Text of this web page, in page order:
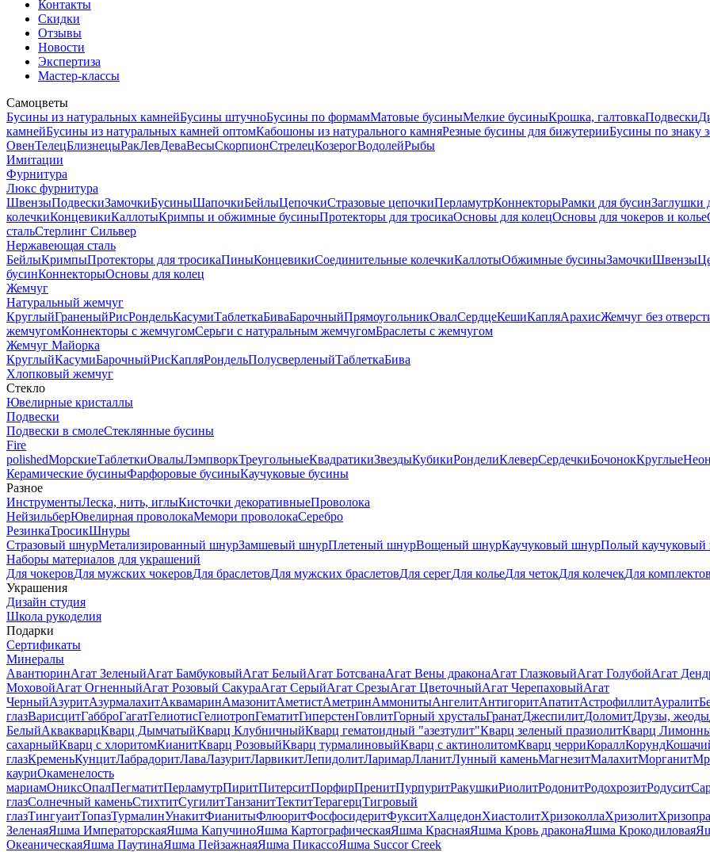
Контакты
Скидки
Отзывы
Новости
Экспертиза
Мастер-классы
Самоцветы
Бусины из натуральных камнейБусины штучноБусины по формамМатовые бусиныМелкие бусиныКрошка, галтовкаПодвески
камнейБусины из натуральных камней оптомКабошоны из натурального камняРезные бусины для бижутерииБусины по знаку
ОвенТелецБлизнецыРакЛевДеваВесыСкорпионСтрелецКозерогВодолейРыбы
Имитации
Фурнитура
Люкс фурнитура
ШвензыПодвескиЗамочкиБусиныШапочкиБейлыЦепочкиСтразовые цепочкиПерламутрКоннекторыРамки для бусинЗаглушки
колечкиКонцевикиКаллотыКримпы и обжимные бусиныПротекторы для тросикаОсновы для колецОсновы для чокеров и колье
стальСтерлинг Сильвер
Нержавеющая сталь
БейлыКримпыПротекторы для тросикаПиныКонцевикиСоединительные колечкиКаллотыОбжимные бусиныЗамочкиШвензы
бусинКоннекторыОсновы для колец
Жемчуг
Натуральный жемчуг
КруглыйГраненыйРисРондельКасумиТаблеткаБиваБарочныйПрямоугольникОвалСердцеКешиКапляАрахисЖемчуг без
жемчугомКоннекторы с жемчугомСерьги с натуральным жемчугомБраслеты с жемчугом
Жемчуг Майорка
КруглыйКасумиБарочныйРисКапляРондельПолусверленыйТаблеткаБива
Хлопковый жемчуг
Стекло
Ювелирные кристаллы
Подвески
Подвески в смолеСтеклянные бусины
Fire
polishedМорскиеТаблеткиОвалыЛэмпворкТреугольныеКвадратикиЗвездыКубикиРонделиКлеверСердечкиБочонокКруглые
Керамические бусиныФарфоровые бусиныКаучуковые бусины
Разное
ИнструментыЛеска, нить, иглыКисточки декоративныеПроволока
НейзильберЮвелирная проволокаМемори проволокаСеребро
РезинкаТросикШнуры
Стразовый шнурМетализированный шнурЗамшевый шнурПлетеный шнурВощеный шнурКаучуковый шнурПолый
Наборы материалов для украшений
Для чокеровДля мужских чокеровДля браслетовДля мужских браслетовДля серегДля кольеДля четокДля колечекДля
Украшения
Дизайн студия
Школа рукоделия
Подарки
Сертификаты
Минералы
АвантюринАгат ЗеленыйАгат БамбуковыйАгат БелыйАгат БотсванаАгат Вены драконаАгат ГлазковыйАгат ГолубойАгат
МоховойАгат ОгненныйАгат Розовый СакураАгат СерыйАгат СрезыАгат ЦветочныйАгат ЧерепаховыйАгат
ЧерныйАзуритАзурмалахитАквамаринАмазонитАметистАметринАммонитыАнгелитАнтигоритАпатитАстрофиллитАуралит
глазВарисцитГабброГагатГелиотисГелиотропГематитГиперстенГовлитГорный хрустальГранатДжеспилитДоломитДрузы, жеоды
БелыйАквакварцКварц ДымчатыйКварц КлубничныйКварц гематоидный "азезтулит"Кварц зеленый празиолитКварц
сахарныйКварц с хлоритомКианитКварц РозовыйКварц турмалиновыйКварц с актинолитомКварц черриКораллКорунд
глазКременьКунцитЛабрадоритЛаваЛазуритЛарвикитЛепидолитЛаримарЛланитЛунный каменьМагнезитМалахитМорганит
кауриОкаменелость
мариамОниксОпалПегматитПерламутрПиритПитерситПорфирПренитПурпуритРакушкиРиолитРодонитРодохрозитРодусит
глазСолнечный каменьСтихтитСугилитТанзанитТектитТерагерцТигровый
глазТингуаитТопазТурмалинУнакитФианитыФлюоритФосфосидеритФукситХалцедонХиастолитХризоколлаХризолит
ЗеленаяЯшма ИмператорскаяЯшма КапучиноЯшма КартографическаяЯшма КраснаяЯшма Кровь драконаЯшма Крокодиловая
ОкеаническаяЯшма ПаутинаЯшма ПейзажнаяЯшма ПикассоЯшма Succor Creek